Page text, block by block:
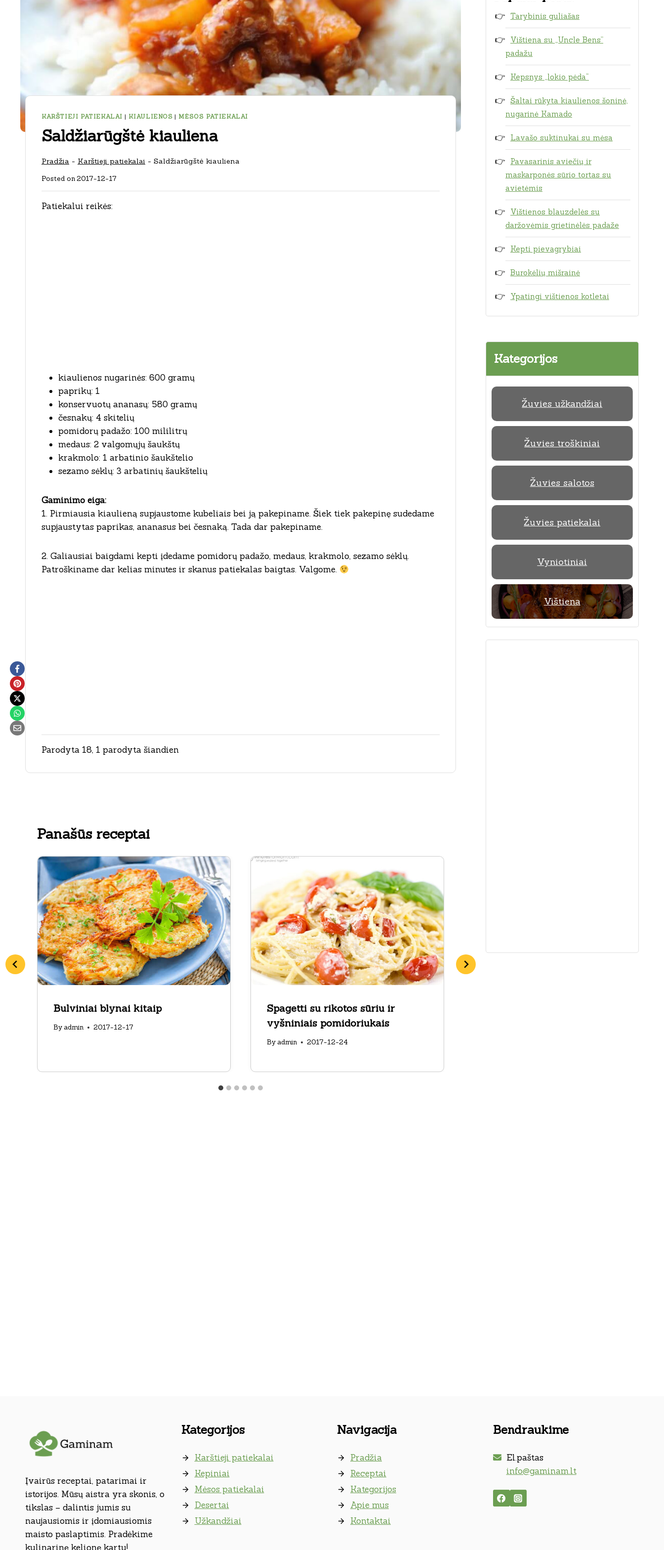
KARŠTIEJI PATIEKALAI | KIAULIENOS | MĖSOS PATIEKALAI
Saldžiarūgštė kiauliena
Pradžia - Karštieji patiekalai - Saldžiarūgštė kiauliena
Posted on2017-12-17
Patiekalui reikės:
kiaulienos nugarinės: 600 gramų
paprikų: 1
konservuotų ananasų: 580 gramų
česnakų: 4 skitelių
pomidorų padažo: 100 mililitrų
medaus: 2 valgomųjų šaukštų
krakmolo: 1 arbatinio šaukštelio
sezamo sėklų: 3 arbatinių šaukštelių
Gaminimo eiga:
1. Pirmiausia kiaulieną supjaustome kubeliais bei ją pakepiname. Šiek tiek pakepinę sudedame
supjaustytas paprikas, ananasus bei česnaką. Tada dar pakepiname.
2. Galiausiai baigdami kepti įdedame pomidorų padažo, medaus, krakmolo, sezamo sėklų.
Patroškiname dar kelias minutes ir skanus patiekalas baigtas. Valgome.
Parodyta 18, 1 parodyta šiandien
Panašūs receptai
Bulviniai blynai kitaip
By admin 2017-12-17
Spagetti su rikotos sūriu ir
vyšniniais pomidoriukais
By admin 2017-12-24
Tarybinis guliašas
Vištiena su „Uncle Bens”
padažu
Kepsnys „lokio pėda“
Šaltai rūkyta kiaulienos šoninė,
nugarinė Kamado
Lavašo suktinukai su mėsa
Pavasarinis aviečių ir
maskarponės sūrio tortas su
avietėmis
Vištienos blauzdelės su
daržovėmis grietinėlės padaže
Kepti pievagrybiai
Burokėlių mišrainė
Ypatingi vištienos kotletai
Kategorijos
Žuvies užkandžiai
Žuvies troškiniai
Žuvies salotos
Žuvies patiekalai
Vyniotiniai
Vištiena
Įvairūs receptai, patarimai ir
istorijos. Mūsų aistra yra skonis, o
tikslas – dalintis jumis su
naujausiomis ir įdomiausiomis
maisto paslaptimis. Pradėkime
kulinarinę kelionę kartu!
Kategorijos
Karštieji patiekalai
Kepiniai
Mėsos patiekalai
Desertai
Užkandžiai
Navigacija
Pradžia
Receptai
Kategorijos
Apie mus
Kontaktai
Bendraukime
El.paštas
info@gaminam.lt